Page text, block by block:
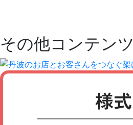
その他コンテンツ